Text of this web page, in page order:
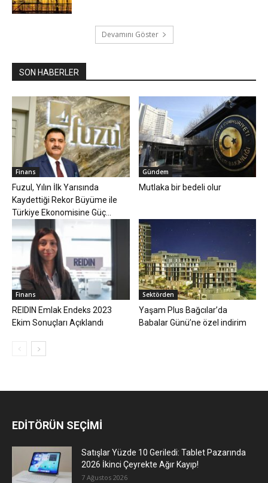
Devamını Göster
SON HABERLER
Finans
Fuzul, Yılın İlk Yarısında
Kaydettiği Rekor Büyüme ile
Türkiye Ekonomisine Güç...
Gündem
Mutlaka bir bedeli olur
Finans
REIDIN Emlak Endeks 2023
Ekim Sonuçları Açıklandı
Sektörden
Yaşam Plus Bağcılar’da
Babalar Günü’ne özel indirim
EDİTÖRÜN SEÇİMİ
Satışlar Yüzde 10 Geriledi: Tablet Pazarında
2026 İkinci Çeyrekte Ağır Kayıp!
7 Ağustos 2026